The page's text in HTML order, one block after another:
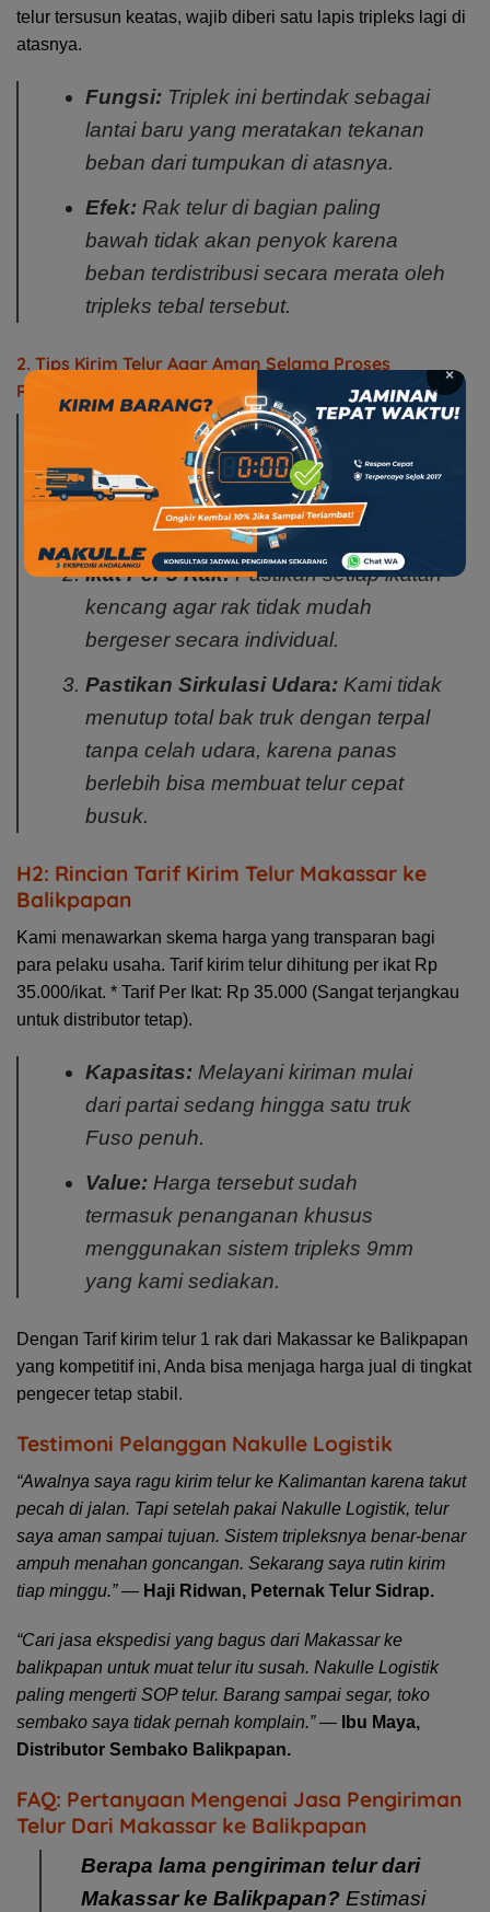
telur tersusun keatas, wajib diberi satu lapis tripleks lagi di
atasnya.
Fungsi:Triplek ini bertindak sebagai
lantai baru yang meratakan tekanan
beban dari tumpukan di atasnya.
Efek:Rak telur di bagian paling
bawah tidak akan penyok karena
beban terdistribusi secara merata oleh
tripleks tebal tersebut.
2. Tips Kirim Telur Agar Aman Selama Proses
Pengiriman
Gunakan Rak Kertas yang Masih
Kokoh dan baru:Jangan gunakan
rak yang sudah lembek atau rak yang
sudah terkena air.
Ikat Per 5 Rak:Pastikan setiap ikatan
kencang agar rak tidak mudah
bergeser secara individual.
Pastikan Sirkulasi Udara:Kami tidak
menutup total bak truk dengan terpal
tanpa celah udara, karena panas
berlebih bisa membuat telur cepat
busuk.
H2: Rincian Tarif Kirim Telur Makassar ke
Balikpapan
Kami menawarkan skema harga yang transparan bagi
para pelaku usaha. Tarif kirim telur dihitung per ikat Rp
35.000/ikat. * Tarif Per Ikat: Rp 35.000 (Sangat terjangkau
untuk distributor tetap).
Kapasitas:Melayani kiriman mulai
dari partai sedang hingga satu truk
Fuso penuh.
Value:Harga tersebut sudah
termasuk penanganan khusus
menggunakan sistem tripleks 9mm
yang kami sediakan.
Dengan Tarif kirim telur 1 rak dari Makassar ke Balikpapan
yang kompetitif ini, Anda bisa menjaga harga jual di tingkat
pengecer tetap stabil.
Testimoni Pelanggan Nakulle Logistik
“Awalnya saya ragu kirim telur ke Kalimantan karena takut
pecah di jalan. Tapi setelah pakai Nakulle Logistik, telur
saya aman sampai tujuan. Sistem tripleksnya benar-benar
ampuh menahan goncangan. Sekarang saya rutin kirim
tiap minggu.”— Haji Ridwan, Peternak Telur Sidrap.
“Cari jasa ekspedisi yang bagus dari Makassar ke
balikpapan untuk muat telur itu susah. Nakulle Logistik
paling mengerti SOP telur. Barang sampai segar, toko
sembako saya tidak pernah komplain.”—
Ibu Maya,
Distributor Sembako Balikpapan.
FAQ: Pertanyaan Mengenai Jasa Pengiriman
Telur Dari Makassar ke Balikpapan
Berapa lama pengiriman telur dari
Makassar ke Balikpapan? Estimasi
×